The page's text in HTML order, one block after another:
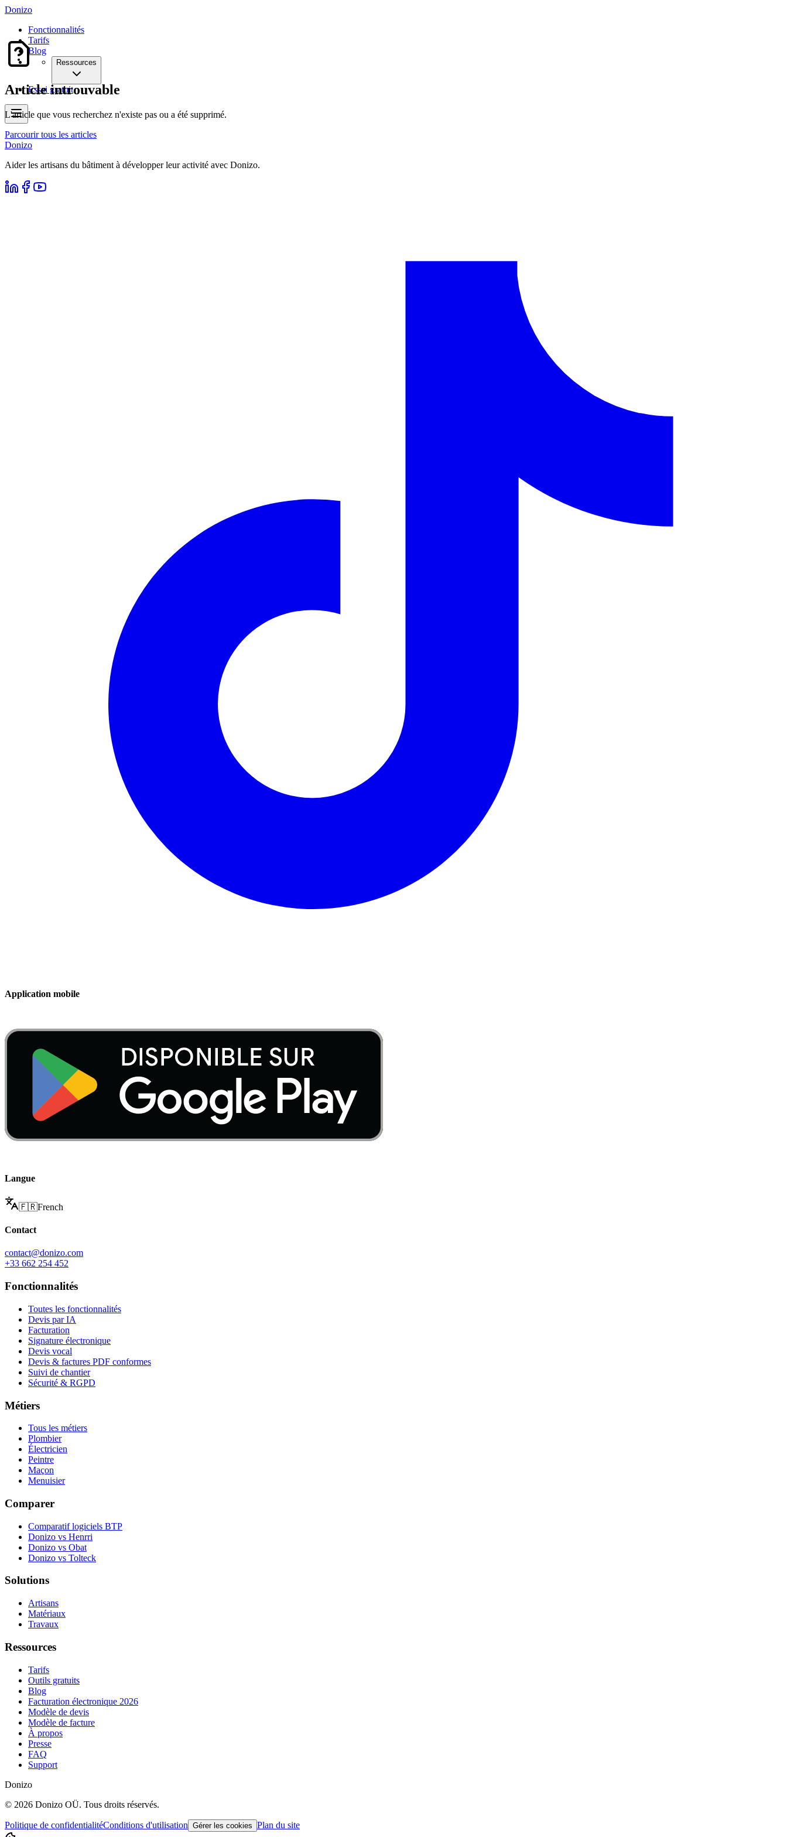
Donizo
Fonctionnalités
Tarifs
Blog
Ressources
Essai gratuit
Article introuvable
L'article que vous recherchez n'existe pas ou a été supprimé.
Parcourir tous les articles
Donizo
Aider les artisans du bâtiment à développer leur activité avec Donizo.
Application mobile
Langue
🇫🇷French
Contact
contact@donizo.com
+33 662 254 452
Fonctionnalités
Toutes les fonctionnalités
Devis par IA
Facturation
Signature électronique
Devis vocal
Devis & factures PDF conformes
Suivi de chantier
Sécurité & RGPD
Métiers
Tous les métiers
Plombier
Électricien
Peintre
Maçon
Menuisier
Comparer
Comparatif logiciels BTP
Donizo vs Henrri
Donizo vs Obat
Donizo vs Tolteck
Solutions
Artisans
Matériaux
Travaux
Ressources
Tarifs
Outils gratuits
Blog
Facturation électronique 2026
Modèle de devis
Modèle de facture
À propos
Presse
FAQ
Support
Donizo
© 2026 Donizo OÜ. Tous droits réservés.
Politique de confidentialitéConditions d'utilisation Gérer les cookies Plan du site